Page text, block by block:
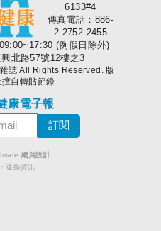
6133#4
傳真電話：886-
2-2752-2455
(例假日除外)
北路57號12樓之3
誌 All Rights Reserved. 版
自轉貼節錄
康電子報
網頁設計
遠振資訊